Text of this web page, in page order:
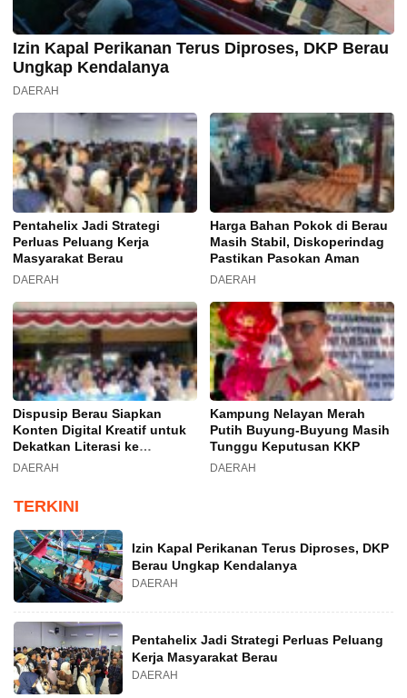
Izin Kapal Perikanan Terus Diproses, DKP Berau
Ungkap Kendalanya
DAERAH
Pentahelix Jadi Strategi
Perluas Peluang Kerja
Masyarakat Berau
DAERAH
Harga Bahan Pokok di Berau
Masih Stabil, Diskoperindag
Pastikan Pasokan Aman
DAERAH
Dispusip Berau Siapkan
Konten Digital Kreatif untuk
Dekatkan Literasi ke
Generasi Muda
DAERAH
Kampung Nelayan Merah
Putih Buyung-Buyung Masih
Tunggu Keputusan KKP
DAERAH
TERKINI
Izin Kapal Perikanan Terus Diproses, DKP
Berau Ungkap Kendalanya
DAERAH
Pentahelix Jadi Strategi Perluas Peluang
Kerja Masyarakat Berau
DAERAH